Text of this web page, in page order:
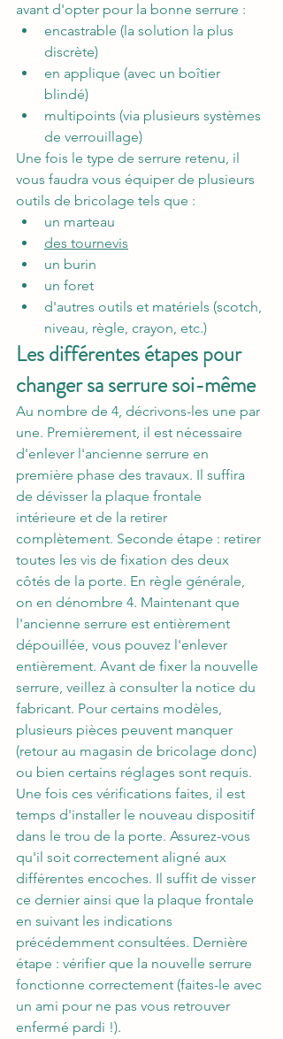
avant d'opter pour la bonne serrure :
encastrable (la solution la plus
discrète)
en applique (avec un boîtier
blindé)
multipoints (via plusieurs systèmes
de verrouillage)
Une fois le type de serrure retenu, il
vous faudra vous équiper de plusieurs
outils de bricolage tels que :
un marteau
des tournevis
un burin
un foret
d'autres outils et matériels (scotch,
niveau, règle, crayon, etc.)
Les différentes étapes pour
changer sa serrure soi-même
Au nombre de 4, décrivons-les une par
une. Premièrement, il est nécessaire
d'enlever l'ancienne serrure en
première phase des travaux. Il suffira
de dévisser la plaque frontale
intérieure et de la retirer
complètement. Seconde étape : retirer
toutes les vis de fixation des deux
côtés de la porte. En règle générale,
on en dénombre 4. Maintenant que
l'ancienne serrure est entièrement
dépouillée, vous pouvez l'enlever
entièrement. Avant de fixer la nouvelle
serrure, veillez à consulter la notice du
fabricant. Pour certains modèles,
plusieurs pièces peuvent manquer
(retour au magasin de bricolage donc)
ou bien certains réglages sont requis.
Une fois ces vérifications faites, il est
temps d'installer le nouveau dispositif
dans le trou de la porte. Assurez-vous
qu'il soit correctement aligné aux
différentes encoches. Il suffit de visser
ce dernier ainsi que la plaque frontale
en suivant les indications
précédemment consultées. Dernière
étape : vérifier que la nouvelle serrure
fonctionne correctement (faites-le avec
un ami pour ne pas vous retrouver
enfermé pardi !).